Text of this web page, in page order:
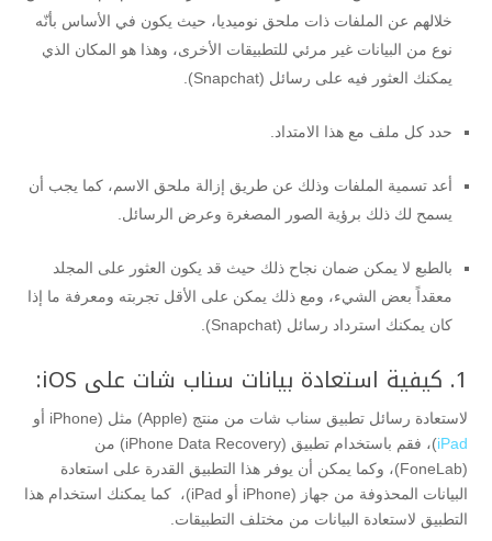
خلالهم عن الملفات ذات ملحق نوميديا، حيث يكون في الأساس بأنّه
نوع من البيانات غير مرئي للتطبيقات الأخرى، وهذا هو المكان الذي
يمكنك العثور فيه على رسائل (Snapchat).
حدد كل ملف مع هذا الامتداد.
أعد تسمية الملفات وذلك عن طريق إزالة ملحق الاسم، كما يجب أن
يسمح لك ذلك برؤية الصور المصغرة وعرض الرسائل.
بالطبع لا يمكن ضمان نجاح ذلك حيث قد يكون العثور على المجلد
معقداً بعض الشيء، ومع ذلك يمكن على الأقل تجربته ومعرفة ما إذا
كان يمكنك استرداد رسائل (Snapchat).
1. كيفية استعادة بيانات سناب شات على iOS:
لاستعادة رسائل تطبيق سناب شات من منتج (Apple) مثل (iPhone أو
iPad
)، فقم باستخدام تطبيق (iPhone Data Recovery) من
(FoneLab)، وكما يمكن أن يوفر هذا التطبيق القدرة على استعادة
البيانات المحذوفة من جهاز (iPhone أو iPad)، كما يمكنك استخدام هذا
التطبيق لاستعادة البيانات من مختلف التطبيقات.